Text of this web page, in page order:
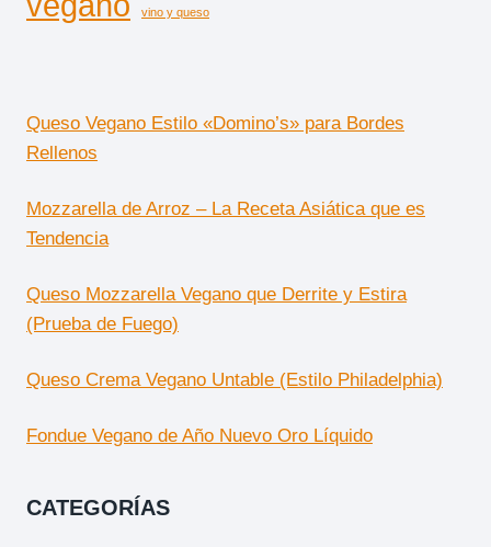
vino y queso
Queso Vegano Estilo «Domino’s» para Bordes
Rellenos
Mozzarella de Arroz – La Receta Asiática que es
Tendencia
Queso Mozzarella Vegano que Derrite y Estira
(Prueba de Fuego)
Queso Crema Vegano Untable (Estilo Philadelphia)
Fondue Vegano de Año Nuevo Oro Líquido
CATEGORÍAS